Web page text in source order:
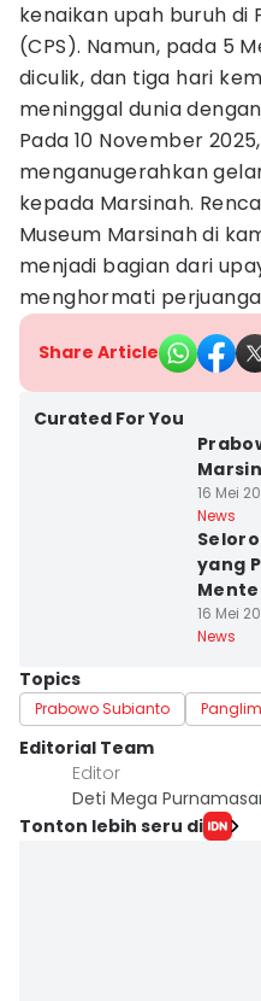
kenaikan upah buruh di
(CPS). Namun, pada 5
diculik, dan tiga hari
meninggal dunia
Pada 10 November
menganugerahkan
kepada Marsinah.
Museum Marsinah di
menjadi bagian dari
menghormati
Share Article
Curated For You
16 Mei
News
yang
16 Mei
News
Topics
Prabowo Subianto
Editorial Team
Editor
Deti Mega
Tonton lebih seru di